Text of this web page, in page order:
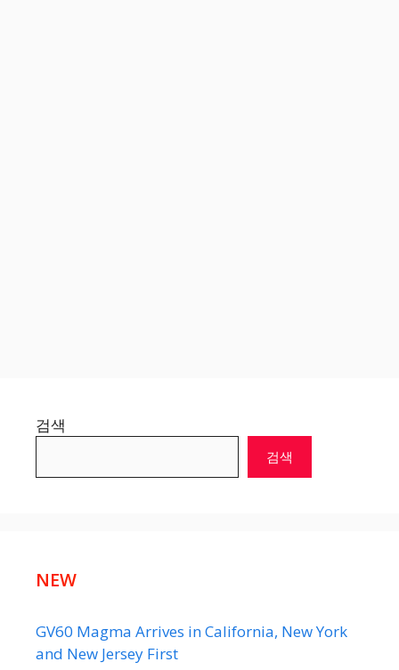
검색
검색
NEW
GV60 Magma Arrives in California, New York
and New Jersey First